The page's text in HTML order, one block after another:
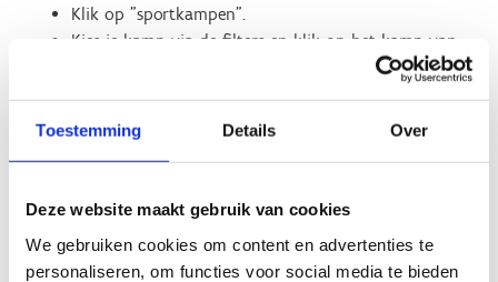
Toestemming Details Over
Deze website maakt gebruik van cookies
We gebruiken cookies om content en advertenties te
personaliseren, om functies voor social media te bieden
Klik op "sportkampen".
Kies je kamp via de filters en klik op het kamp van
Voeg onderaan je kind toe en volg de verdere
stappen in de wizard.
Volg de betaalprocedure
ons een bevestigingsmail.